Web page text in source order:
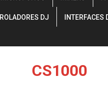
DJ INTERFACES
CS1000